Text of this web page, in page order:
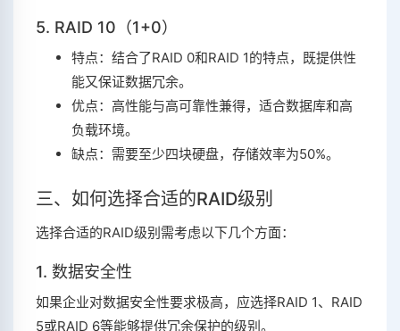
5. RAID 10（1+0）
特点：结合了RAID 0和RAID 1的特点，既提供性
能又保证数据冗余。
优点：高性能与高可靠性兼得，适合数据库和高
负载环境。
缺点：需要至少四块硬盘，存储效率为50%。
三、如何选择合适的RAID级别
选择合适的RAID级别需考虑以下几个方面：
1. 数据安全性
如果企业对数据安全性要求极高，应选择RAID 1、RAID
5或RAID 6等能够提供冗余保护的级别。